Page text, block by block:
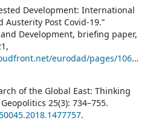
Development: International
Post Covid-19.”
Development, briefing paper,
eurodad/pages/1063/
of the Global East: Thinking
25(3): 734–755.
.